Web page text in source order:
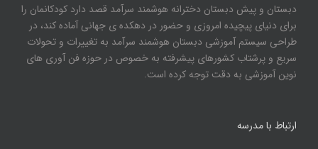
دبستان و پیش دبستان دخترانه هوشمند سرآمد قصد دارد کودکانمان را
برای دنیای پیچیده امروزی و حضور در دهکده ی جهانی آماده کند، در
طراحی سیستم آموزشی دبستان هوشمند سرآمد به تغییرات و تحولات
سریع و پرشتاب کشورهای پیشرفته به خصوص در حوزه فن آوری های
نوین آموزشی به دقت توجه کرده است.
ارتباط با مدرسه